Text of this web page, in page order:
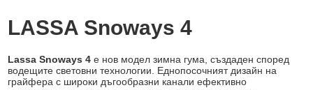
LASSA Snoways 4
Lassa Snoways 4 е нов модел зимна гума, създаден според
водещите световни технологии. Еднопосочният дизайн на
грайфера с широки дъгообразни канали ефективно